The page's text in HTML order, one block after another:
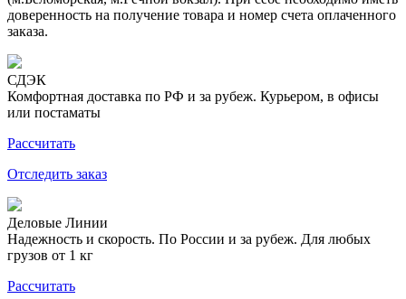
доверенность на получение товара и номер счета оплаченного
заказа.
СДЭК
Комфортная доставка по РФ и за рубеж. Курьером, в офисы
или постаматы
Рассчитать
Отследить заказ
Деловые Линии
Надежность и скорость. По России и за рубеж. Для любых
грузов от 1 кг
Рассчитать